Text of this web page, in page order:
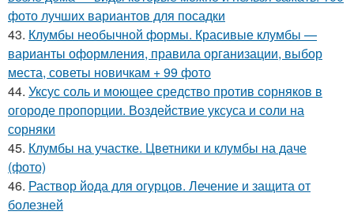
фото лучших вариантов для посадки
43. Клумбы необычной формы. Красивые клумбы —
варианты оформления, правила организации, выбор
места, советы новичкам + 99 фото
44. Уксус соль и моющее средство против сорняков в
огороде пропорции. Воздействие уксуса и соли на
сорняки
45. Клумбы на участке. Цветники и клумбы на даче
(фото)
46. Раствор йода для огурцов. Лечение и защита от
болезней